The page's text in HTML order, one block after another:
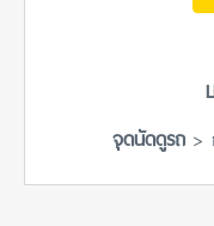
จุดนัดดูรถ>